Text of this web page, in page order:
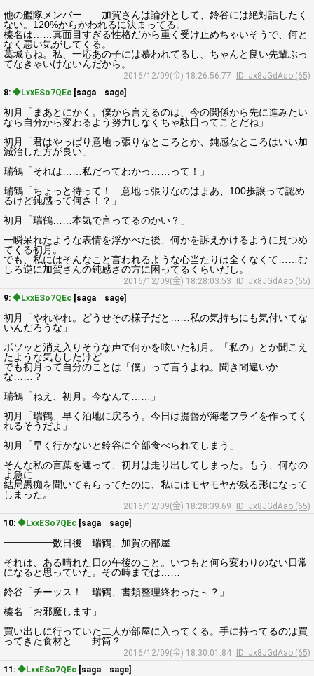
他の艦隊メンバー……加賀さんは論外として、鈴谷には絶対話したく
ない。120%からかわれるに決まってる。
榛名は……真面目すぎる性格だから重く受け止めちゃいそうで、何と
なく悪い気がしてくる。
葛城もね。私、一応あの子には慕われてるし、ちゃんと良い先輩ぶっ
てなきゃいけないんだから。
2016/12/09(金) 18:26:56.77
ID: Jx8JGdAao (65)
8: ◆LxxESo7QEc [saga sage]
初月「まあとにかく。僕から言えるのは、今の関係から先に進みたい
なら自分から変わるよう努力しなくちゃ駄目ってことだね」
初月「君はやっぱり意地っ張りなところとか、鈍感なところはいい加
減治した方が良い」
瑞鶴「それは……私だってわかっ……って！」
瑞鶴「ちょっと待って！ 意地っ張りなのはまあ、100歩譲って認め
るけど鈍感って何さ！？」
初月「瑞鶴……本気で言ってるのかい？」
一瞬呆れたような表情を浮かべた後、何かを訴えかけるように見つめ
てくる初月。
でも、私にはそんなこと言われるような心当たりは全くなくて……む
しろ逆に加賀さんの鈍感さの方に困ってるくらいだし。
2016/12/09(金) 18:28:03.53
ID: Jx8JGdAao (65)
9: ◆LxxESo7QEc [saga sage]
初月「やれやれ。どうせその様子だと……私の気持ちにも気付いてな
いんだろうな」
ボソッと消え入りそうな声で何かを呟いた初月。「私の」とか聞こえ
たような気もしたけど……
でも初月って自分のことは「僕」って言うよね。聞き間違いか
な……？
瑞鶴「ねえ、初月。今なんて……」
初月「瑞鶴、早く泊地に戻ろう。今日は提督が海老フライを作ってく
れるそうだよ」
初月「早く行かないと鈴谷に全部食べられてしまう」
そんな私の言葉を遮って、初月は走り出してしまった。もう、何なの
よ急に……
結局愚痴を聞いてもらってたのに、私にはモヤモヤが残る形になって
しまった。
2016/12/09(金) 18:28:39.69
ID: Jx8JGdAao (65)
10: ◆LxxESo7QEc [saga sage]
━━━━━数日後 瑞鶴、加賀の部屋
それは、ある晴れた日の午後のこと。いつもと何ら変わりのない日常
になると思っていた。その時までは……
鈴谷「チーッス！ 瑞鶴、書類整理終わった～？」
榛名「お邪魔します」
買い出しに行っていた二人が部屋に入ってくる。手に持ってるのは買
ってきた食材と……封筒？
2016/12/09(金) 18:30:01.84
ID: Jx8JGdAao (65)
11: ◆LxxESo7QEc [saga sage]